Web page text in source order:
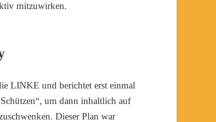
mitzuwirken.
LINKE und berichtet erst einmal
um dann inhaltlich auf
Dieser Plan war